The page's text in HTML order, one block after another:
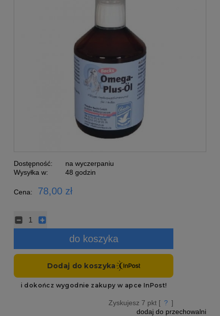
Dostępność:
na wyczerpaniu
Wysyłka w:
48 godzin
Cena: 78,00 zł
do koszyka
Zyskujesz 7 pkt [ ? ]
dodaj do przechowalni